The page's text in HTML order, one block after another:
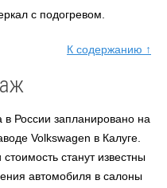
с подогревом.
К содержанию ↑
в России запланировано на
Volkswagen в Калуге.
станут известны
автомобиля в салоны